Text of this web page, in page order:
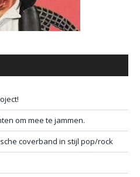
om mee te jammen.
coverband in stijl pop/rock